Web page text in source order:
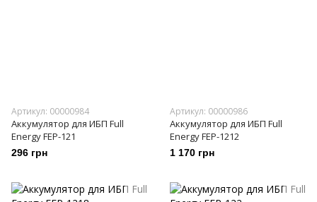
Артикул: 00000984
Аккумулятор для ИБП Full
Energy FEP-121
296 грн
Артикул: 00000986
Аккумулятор для ИБП Full
Energy FEP-1212
1 170 грн